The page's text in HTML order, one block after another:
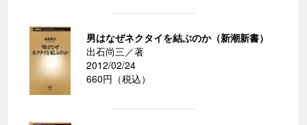
男はなぜネクタイを結ぶのか（新潮新書）
出石尚三／著
2012/02/24
660円（税込）